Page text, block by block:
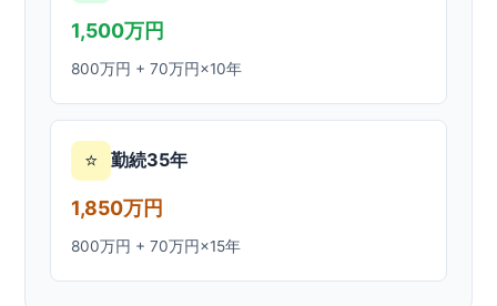
1,500万円
800万円 + 70万円×10年
⭐ 勤続35年
1,850万円
800万円 + 70万円×15年